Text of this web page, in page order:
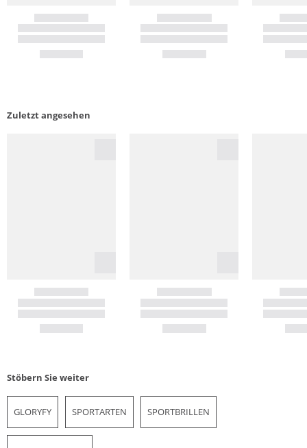
Zuletzt angesehen
Stöbern Sie weiter
GLORYFY SPORTARTEN SPORTBRILLEN